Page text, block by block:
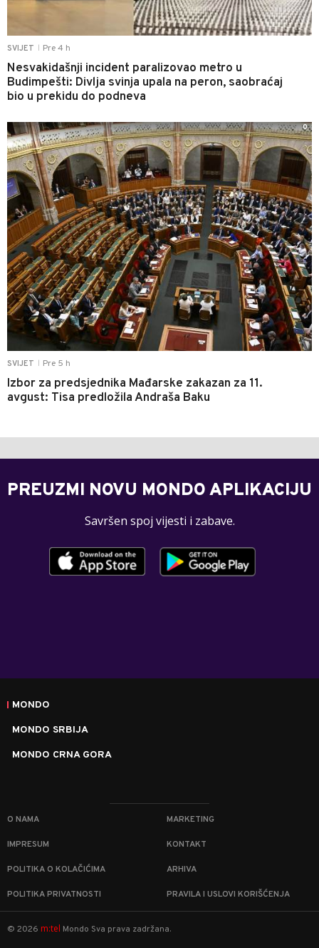
SVIJET Pre 4 h
Nesvakidašnji incident paralizovao metro u
Budimpešti: Divlja svinja upala na peron, saobraćaj
bio u prekidu do podneva
SVIJET Pre 5 h
Izbor za predsjednika Mađarske zakazan za 11.
avgust: Tisa predložila Andraša Baku
0
PREUZMI NOVU MONDO APLIKACIJU
Savršen spoj vijesti i zabave.
MONDO
MONDO SRBIJA
MONDO CRNA GORA
O NAMA MARKETING
IMPRESUM KONTAKT
POLITIKA O KOLAČIĆIMA ARHIVA
POLITIKA PRIVATNOSTI PRAVILA I USLOVI KORIŠĆENJA
© 2026 m:tel Mondo Sva prava zadržana.